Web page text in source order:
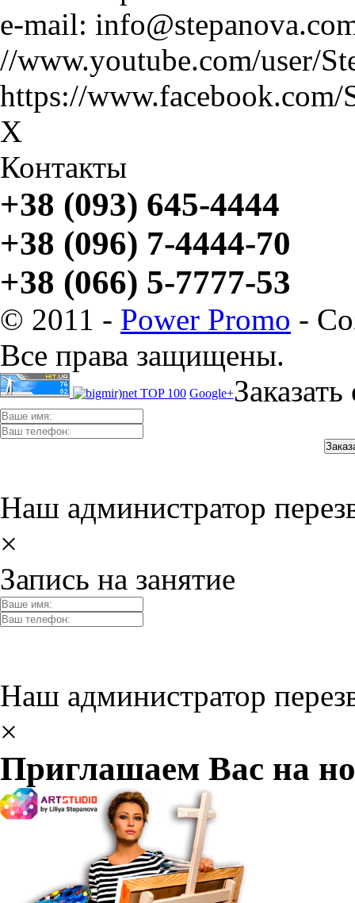
e-mail:
//www.youtube.com/user/
https://www.facebook.com/
X
Контакты
+38 (093) 645-4444
+38 (096) 7-4444-70
+38 (066) 5-7777-53
© 2011 - Power Promo -
Все права защищены.
Google+
Наш администратор
×
Запись на занятие
Наш администратор
×
Приглашаем Вас на